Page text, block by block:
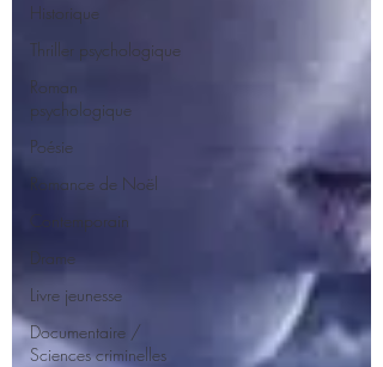
Historique
Thriller psychologique
Roman
psychologique
Poésie
Romance de Noël
Contemporain
Drame
Livre jeunesse
Documentaire /
Sciences criminelles